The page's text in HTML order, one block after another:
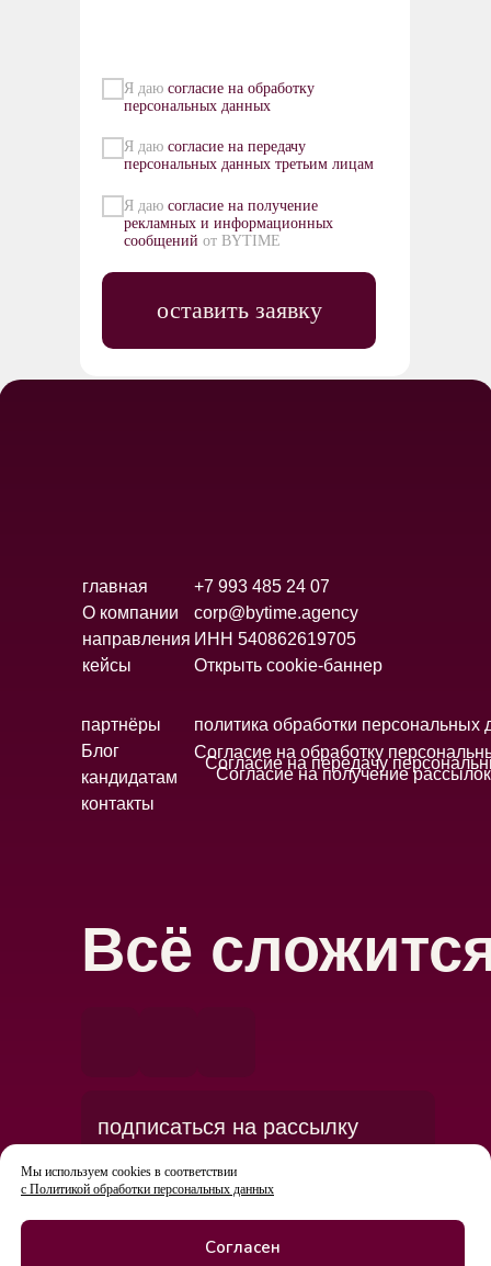
Мы используем cookies в соответствии
с Политикой обработки персональных данных
Согласен
Я даю согласие на обработку
персональных данных
Я даю согласие на передачу
персональных данных третьим лицам
Я даю согласие на получение
рекламных и информационных
сообщений от BYTIME
оставить заявку
Всё
подписаться на рассылку
главная
О компании
направления
кейсы
партнёры
Блог
кандидатам
контакты
+7 993 485 24 07
corp@bytime.agency
ИНН 540862619705
Открыть cookie-баннер
Согласие на обработку
Согласие на получение рассылок
Согласие на передачу
политика обработки персональных